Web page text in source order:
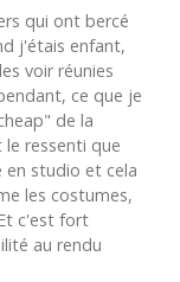
qui ont bercé
j'étais enfant,
voir réunies
ce que je
de la
le ressenti que
en studio et cela
les costumes,
c'est fort
au rendu